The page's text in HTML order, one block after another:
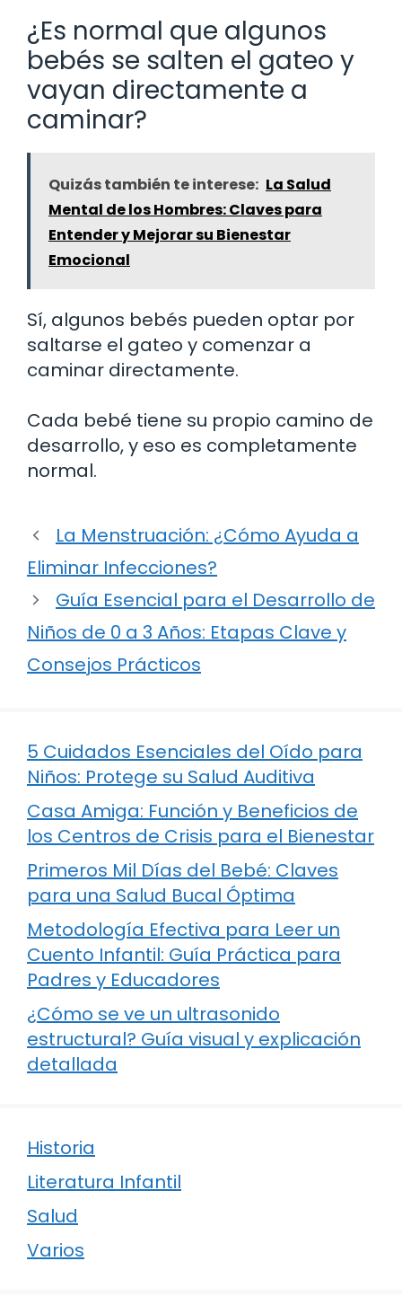
¿Es normal que algunos
bebés se salten el gateo y
vayan directamente a
caminar?
Quizás también te interese: La Salud
Mental de los Hombres: Claves para
Entender y Mejorar su Bienestar
Emocional
Sí, algunos bebés pueden optar por
saltarse el gateo y comenzar a
caminar directamente.
Cada bebé tiene su propio camino de
desarrollo, y eso es completamente
normal.
La Menstruación: ¿Cómo Ayuda a
Eliminar Infecciones?
Guía Esencial para el Desarrollo de
Niños de 0 a 3 Años: Etapas Clave y
Consejos Prácticos
5 Cuidados Esenciales del Oído para
Niños: Protege su Salud Auditiva
Casa Amiga: Función y Beneficios de
los Centros de Crisis para el Bienestar
Primeros Mil Días del Bebé: Claves
para una Salud Bucal Óptima
Metodología Efectiva para Leer un
Cuento Infantil: Guía Práctica para
Padres y Educadores
¿Cómo se ve un ultrasonido
estructural? Guía visual y explicación
detallada
Historia
Literatura Infantil
Salud
Varios